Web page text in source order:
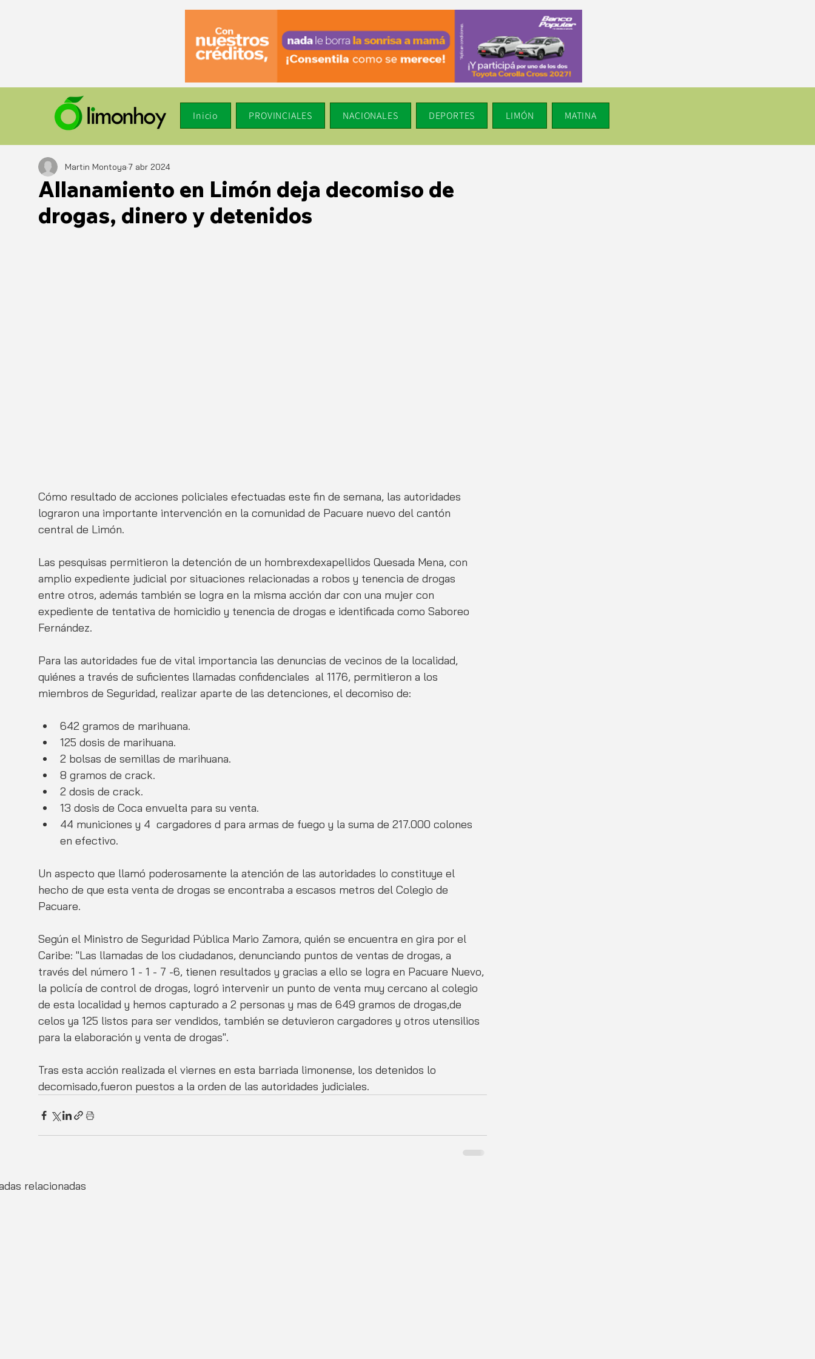
Inicio PROVINCIALES NACIONALES DEPORTES LIMÓN MATINA
Allanamiento en Limón deja decomiso de
drogas, dinero y detenidos
Martin Montoya 7 abr 2024
Cómo resultado de acciones policiales efectuadas este fin de semana, las autoridades
lograron una importante intervención en la comunidad de Pacuare nuevo del cantón
central de Limón.
Las pesquisas permitieron la detención de un hombrexdexapellidos Quesada Mena, con
amplio expediente judicial por situaciones relacionadas a robos y tenencia de drogas
entre otros, además también se logra en la misma acción dar con una mujer con
expediente de tentativa de homicidio y tenencia de drogas e identificada como Saboreo
Fernández.
Para las autoridades fue de vital importancia las denuncias de vecinos de la localidad,
quiénes a través de suficientes llamadas confidenciales  al 1176, permitieron a los
miembros de Seguridad, realizar aparte de las detenciones, el decomiso de:
642 gramos de marihuana.
125 dosis de marihuana.
2 bolsas de semillas de marihuana.
8 gramos de crack.
2 dosis de crack.
13 dosis de Coca envuelta para su venta.
44 municiones y 4  cargadores d para armas de fuego y la suma de 217.000 colones
en efectivo.
Un aspecto que llamó poderosamente la atención de las autoridades lo constituye el
hecho de que esta venta de drogas se encontraba a escasos metros del Colegio de
Pacuare.
Según el Ministro de Seguridad Pública Mario Zamora, quién se encuentra en gira por el
Caribe: "Las llamadas de los ciudadanos, denunciando puntos de ventas de drogas, a
través del número 1 - 1 - 7 -6, tienen resultados y gracias a ello se logra en Pacuare Nuevo,
la policía de control de drogas, logró intervenir un punto de venta muy cercano al colegio
de esta localidad y hemos capturado a 2 personas y mas de 649 gramos de drogas,de
celos ya 125 listos para ser vendidos, también se detuvieron cargadores y otros utensilios
para la elaboración y venta de drogas".
Tras esta acción realizada el viernes en esta barriada limonense, los detenidos lo
decomisado,fueron puestos a la orden de las autoridades judiciales.
relacionadas